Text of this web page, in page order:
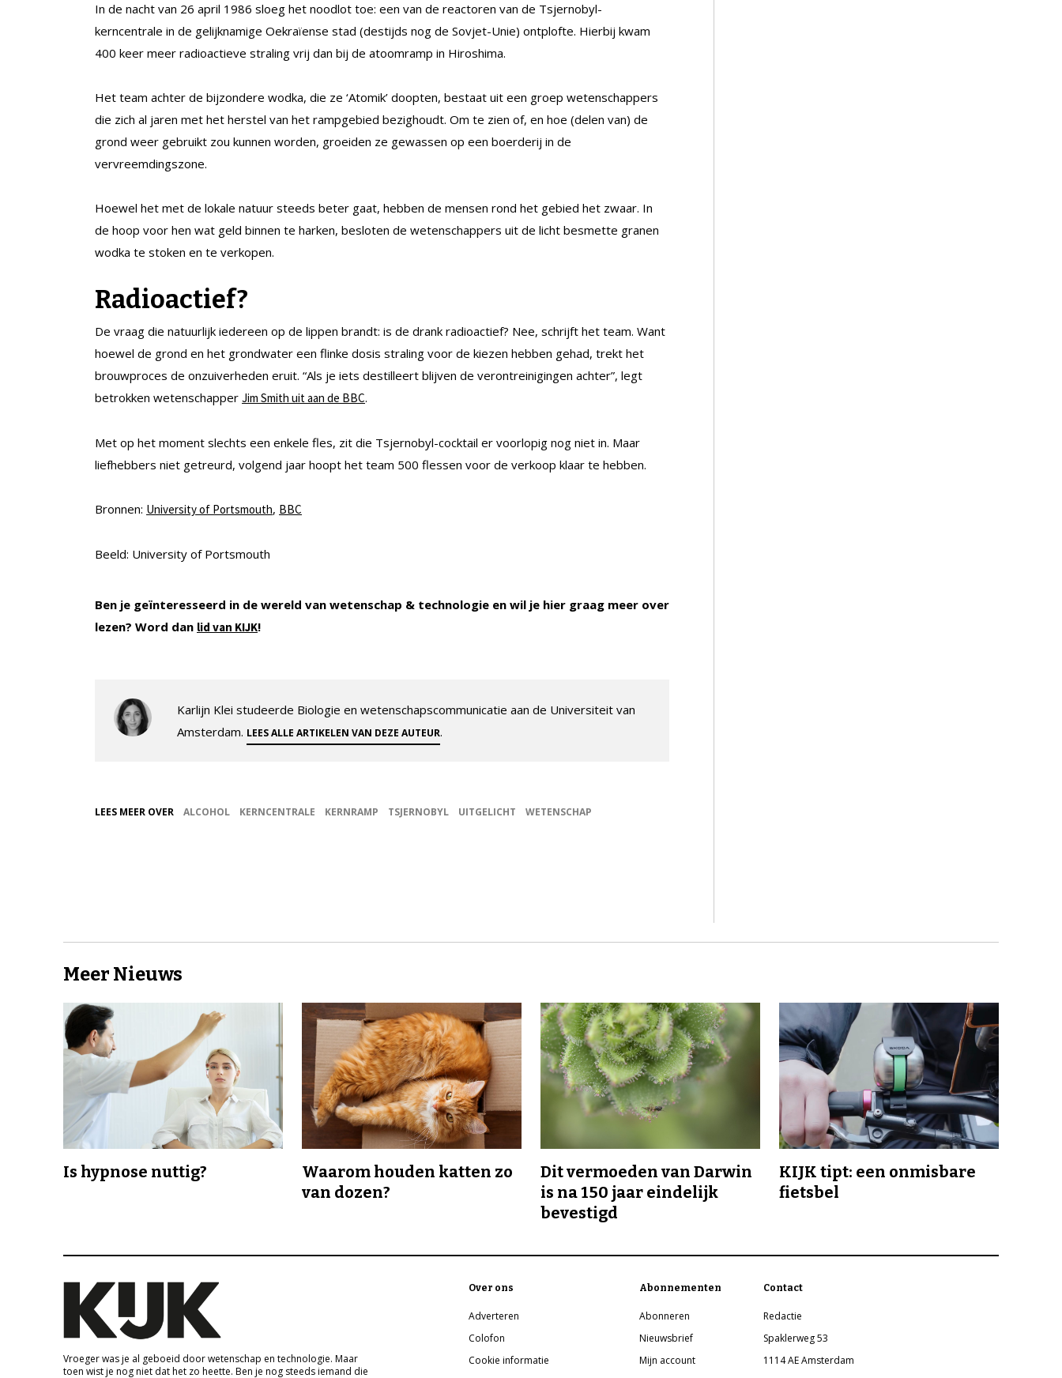
In de nacht van 26 april 1986 sloeg het noodlot toe: een van de reactoren van de Tsjernobyl-
kerncentrale in de gelijknamige Oekraïense stad (destijds nog de Sovjet-Unie) ontplofte. Hierbij kwam
400 keer meer radioactieve straling vrij dan bij de atoomramp in Hiroshima.
Het team achter de bijzondere wodka, die ze ‘Atomik’ doopten, bestaat uit een groep wetenschappers
die zich al jaren met het herstel van het rampgebied bezighoudt. Om te zien of, en hoe (delen van) de
grond weer gebruikt zou kunnen worden, groeiden ze gewassen op een boerderij in de
vervreemdingszone.
Hoewel het met de lokale natuur steeds beter gaat, hebben de mensen rond het gebied het zwaar. In
de hoop voor hen wat geld binnen te harken, besloten de wetenschappers uit de licht besmette granen
wodka te stoken en te verkopen.
Radioactief?
De vraag die natuurlijk iedereen op de lippen brandt: is de drank radioactief? Nee, schrijft het team. Want
hoewel de grond en het grondwater een flinke dosis straling voor de kiezen hebben gehad, trekt het
brouwproces de onzuiverheden eruit. “Als je iets destilleert blijven de verontreinigingen achter”, legt
betrokken wetenschapper Jim Smith uit aan de BBC.
Met op het moment slechts een enkele fles, zit die Tsjernobyl-cocktail er voorlopig nog niet in. Maar
liefhebbers niet getreurd, volgend jaar hoopt het team 500 flessen voor de verkoop klaar te hebben.
Bronnen: University of Portsmouth, BBC
Beeld: University of Portsmouth
Ben je geïnteresseerd in de wereld van wetenschap & technologie en wil je hier graag meer over
lezen? Word dan lid van KIJK!
Karlijn Klei studeerde Biologie en wetenschapscommunicatie aan de Universiteit van
Amsterdam. LEES ALLE ARTIKELEN VAN DEZE AUTEUR.
LEES MEER OVER ALCOHOL KERNCENTRALE KERNRAMP TSJERNOBYL UITGELICHT WETENSCHAP
Meer Nieuws
Is hypnose nuttig?
Waarom houden katten zo
van dozen?
Dit vermoeden van Darwin
is na 150 jaar eindelijk
bevestigd
KIJK tipt: een onmisbare
fietsbel
Vroeger was je al geboeid door wetenschap en technologie. Maar
toen wist je nog niet dat het zo heette. Ben je nog steeds iemand die
Over ons
Adverteren
Colofon
Cookie informatie
Abonnementen
Abonneren
Nieuwsbrief
Mijn account
Contact
Redactie
Spaklerweg 53
1114 AE Amsterdam